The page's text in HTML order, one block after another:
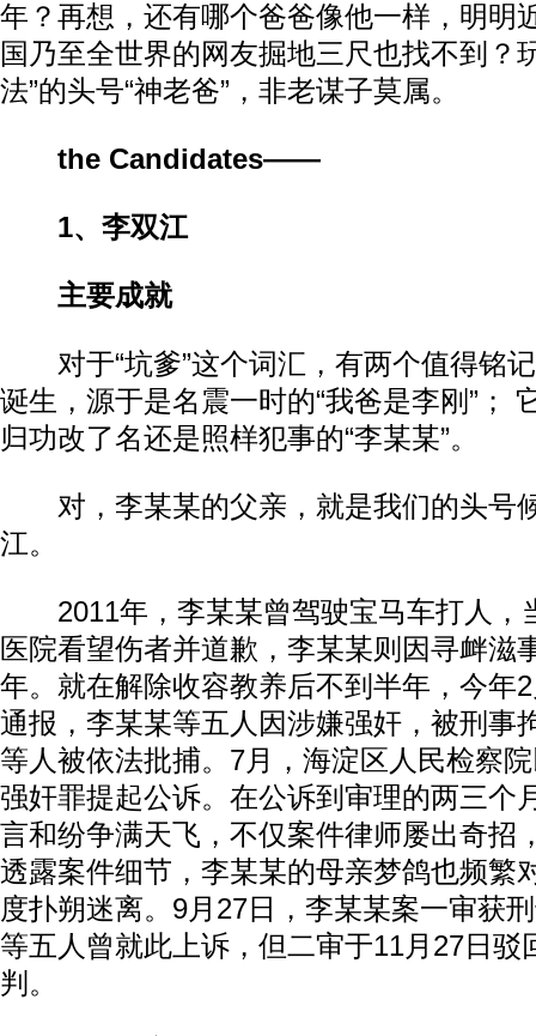
年？再想，还有哪个爸爸像他一样，明明
国乃至全世界的网友掘地三尺也找不到？
法”的头号“神老爸”，非老谋子莫属。
the Candidates——
1、李双江
主要成就
对于“坑爹”这个词汇，有两个值得铭
诞生，源于是名震一时的“我爸是李刚”；
归功改了名还是照样犯事的“李某某”。
对，李某某的父亲，就是我们的头号
江。
2011年，李某某曾驾驶宝马车打人，
医院看望伤者并道歉，李某某则因寻衅滋
年。就在解除收容教养后不到半年，今年
通报，李某某等五人因涉嫌强奸，被刑事
等人被依法批捕。7月，海淀区人民检察
强奸罪提起公诉。在公诉到审理的两三个
言和纷争满天飞，不仅案件律师屡出奇招
透露案件细节，李某某的母亲梦鸽也频繁
度扑朔迷离。9月27日，李某某案一审获
等五人曾就此上诉，但二审于11月27日驳
判。